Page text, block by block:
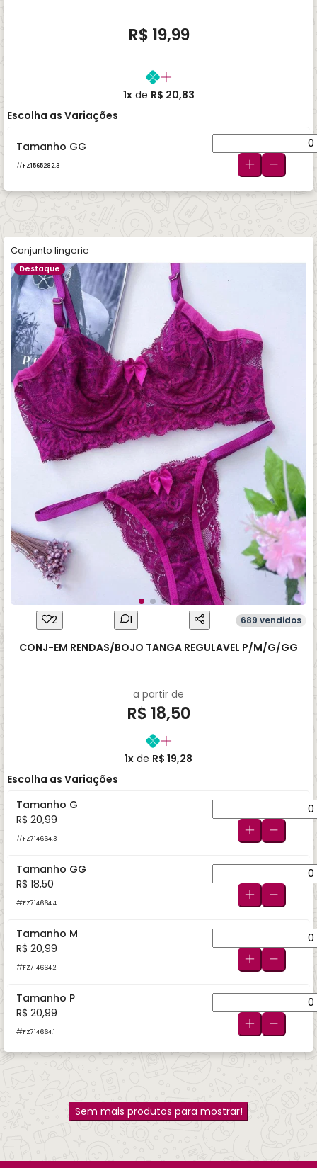
R$ 19,99
1xde R$ 20,83
Escolha as Variações
Tamanho GG
FZ1565282.3
Conjunto lingerie
Destaque
2 1 689 vendidos
CONJ-EM RENDAS/BOJO TANGA REGULAVEL P/M/G/GG
a partir de
R$ 18,50
1x de R$ 19,28
Escolha as Variações
Tamanho G
R$ 20,99
FZ714664.3
Tamanho GG
R$ 18,50
FZ714664.4
Tamanho M
R$ 20,99
FZ714664.2
Tamanho P
R$ 20,99
FZ714664.1
Sem mais produtos para mostrar!